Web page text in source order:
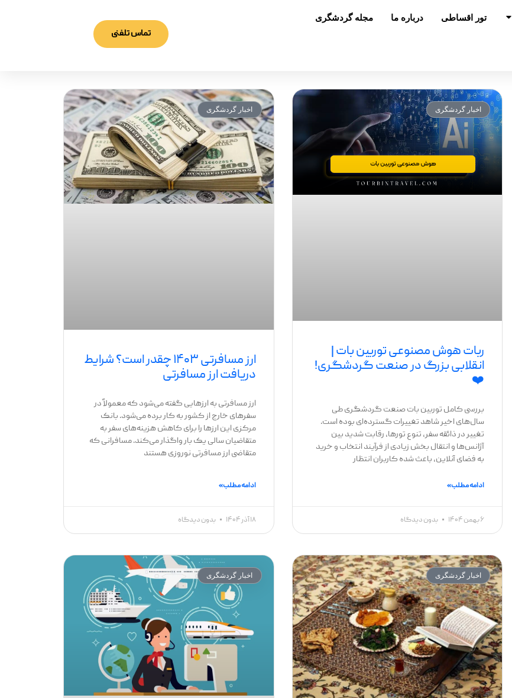
باز کردن در تور
تور اقساطی درباره ما
مجله گردشگری
تماس تلفنی
اخبار گردشگری
ربات هوش مصنوعی توربین بات |
انقلابی بزرگ در صنعت گردشگری!
❤️
بررسی کامل توربین بات صنعت گردشگری طی
سال‌های اخیر شاهد تغییرات گسترده‌ای بوده است.
تغییر در ذائقه سفر، تنوع تورها، رقابت شدید بین
آژانس‌ها و انتقال بخش زیادی از فرآیند انتخاب و خرید
به فضای آنلاین، باعث شده کاربران انتظار
ادامه مطلب »
۶ بهمن ۱۴۰۴ بدون دیدگاه
اخبار گردشگری
ارز مسافرتی ۱۴۰۳ چقدر است؟ شرایط
دریافت ارز مسافرتی
ارز مسافرتی به ارزهایی گفته می‌شود که معمولاً در
سفرهای خارج از کشور به کار برده می‌شود. بانک
مرکزی این ارزها را برای کاهش هزینه‌های سفر به
متقاضیان سالی یک بار واگذار می‌کند. مسافرانی که
متقاضی ارز مسافرتی نوروزی هستند
ادامه مطلب »
۱۸ آذر ۱۴۰۴ بدون دیدگاه
اخبار گردشگری اخبار گردشگری